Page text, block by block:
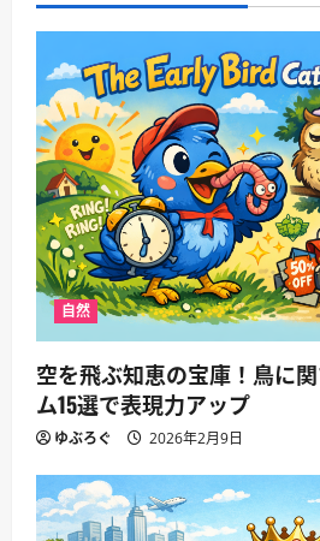
自然
空を飛ぶ知恵の宝庫！鳥に
ム15選で表現力アップ
ゆぶろぐ 2026年2月9日